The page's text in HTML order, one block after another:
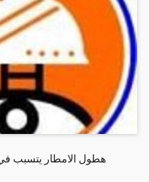
هطول الامطار يتسبب